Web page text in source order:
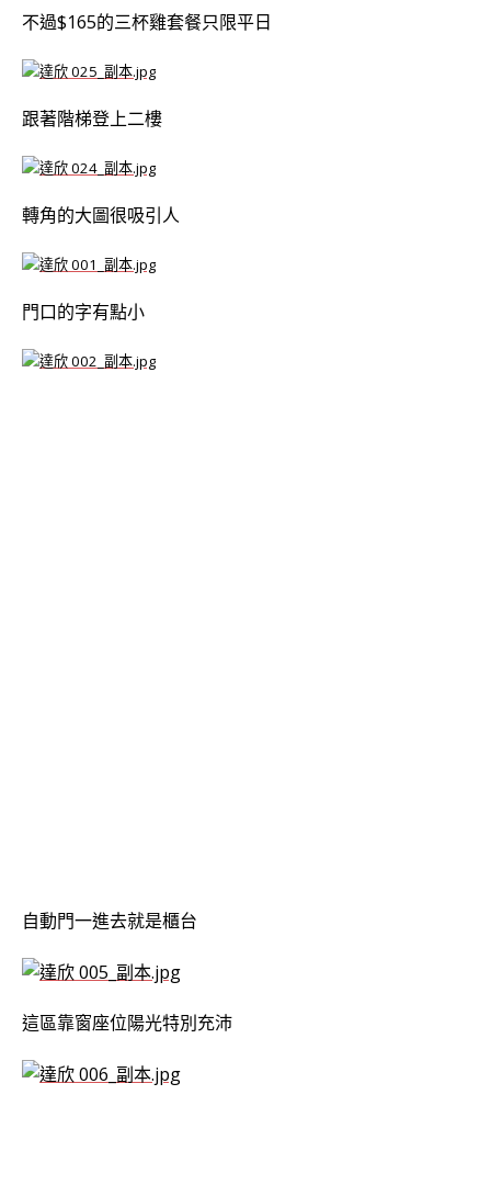
不過$165的三杯雞套餐只限平日
跟著階梯登上二樓
轉角的大圖很吸引人
門口的字有點小
自動門一進去就是櫃台
這區靠窗座位陽光特別充沛